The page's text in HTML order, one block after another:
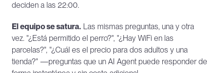
deciden a las 22:00.
El equipo se satura. Las mismas preguntas, una y otra
vez. "¿Está permitido el perro?", "¿Hay WiFi en las
parcelas?", "¿Cuál es el precio para dos adultos y una
tienda?" —preguntas que un AI Agent puede responder de